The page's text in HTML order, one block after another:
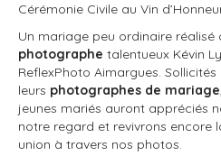
Cérémonie Civile au Vin
Un mariage peu ordinaire
photographe talentueux Kévin
ReflexPhoto Aimargues.
leurs photographes de mariage
jeunes mariés auront appréciés
notre regard et revivrons encore
union à travers nos photos.